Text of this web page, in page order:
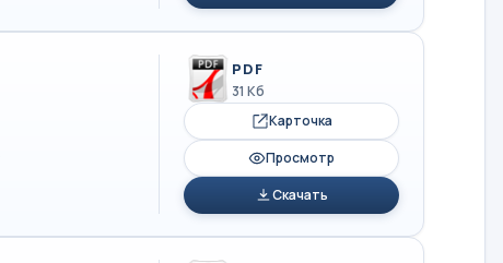
PDF
31 Кб
Карточка
Просмотр
Скачать